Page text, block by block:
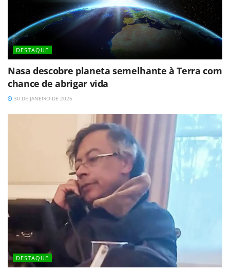
DESTAQUE
Nasa descobre planeta semelhante à Terra com
chance de abrigar vida
30 DE JANEIRO DE 2026
DESTAQUE